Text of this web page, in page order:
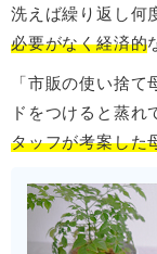
洗えば繰り返し何
必要がなく経済的
「市販の使い捨
ドをつけると蒸れ
タッフが考案した